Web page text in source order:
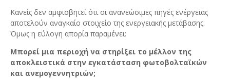
Κανείς δεν αμφισβητεί ότι οι ανανεώσιμες πηγές ενέργειας
αποτελούν αναγκαίο στοιχείο της ενεργειακής μετάβασης.
Όμως η εύλογη απορία παραμένει:
Μπορεί μια περιοχή να στηρίξει το μέλλον της
αποκλειστικά στην εγκατάσταση φωτοβολταϊκών
και ανεμογεννητριών;